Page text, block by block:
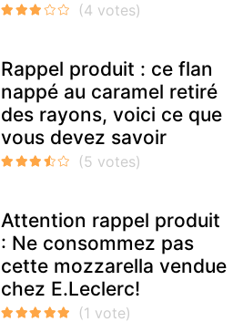
Rappel produit : ce flan
nappé au caramel retiré
des rayons, voici ce que
vous devez savoir
Attention rappel produit
: Ne consommez pas
cette mozzarella vendue
chez E.Leclerc!